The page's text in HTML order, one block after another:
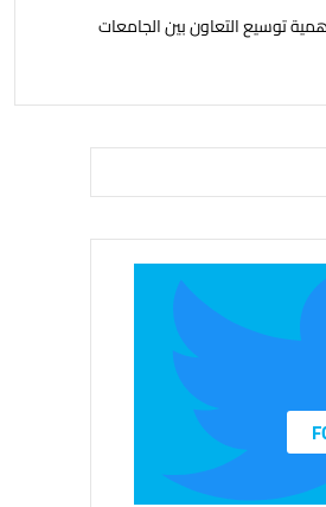
توسيع التعاون بين الجامعات